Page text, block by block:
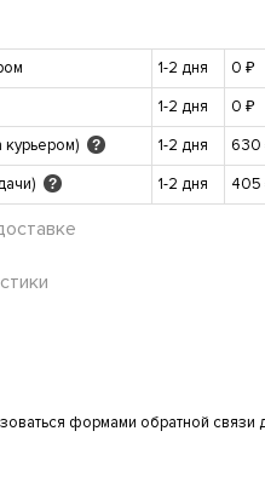
1-2 дня
0 ₽
1-2 дня
0 ₽
? 1-2 дня
630
? 1-2 дня 405
формами обратной связи